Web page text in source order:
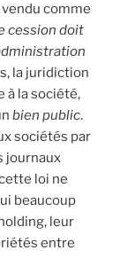
comme
cession doit
la juridiction
à la société,
bien public.
sociétés par
journaux
loi ne
beaucoup
leur
entre